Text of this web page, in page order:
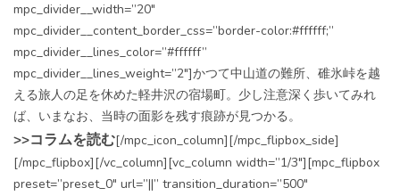
mpc_divider__width=”20″
mpc_divider__content_border_css=”border-color:#ffffff;”
mpc_divider__lines_color=”#ffffff”
mpc_divider__lines_weight=”2″]かつて中山道の難所、碓氷峠を越
える旅人の足を休めた軽井沢の宿場町。少し注意深く歩いてみれ
ば、いまなお、当時の面影を残す痕跡が見つかる。
>>コラムを読む[/mpc_icon_column][/mpc_flipbox_side]
[/mpc_flipbox][/vc_column][vc_column width=”1/3″][mpc_flipbox
preset=”preset_0″ url=”||” transition_duration=”500″